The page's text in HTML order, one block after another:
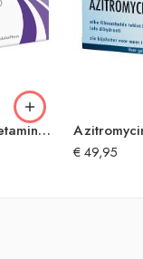
Tentin 5Mg Dexamfetamine kopen
€49,95